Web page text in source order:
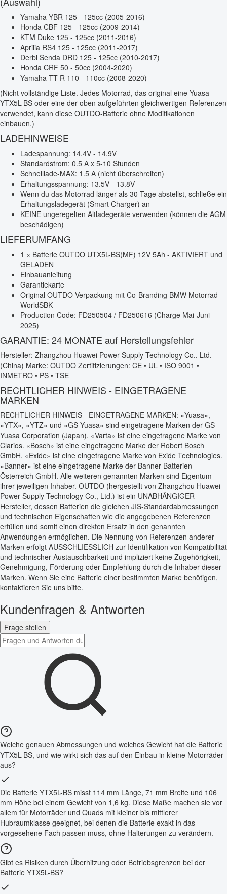
Yamaha YBR 125 - 125cc (2005-2016)
Honda CBF 125 - 125cc (2009-2014)
KTM Duke 125 - 125cc (2011-2016)
Aprilia RS4 125 - 125cc (2011-2017)
Derbi Senda DRD 125 - 125cc (2010-2017)
Honda CRF 50 - 50cc (2004-2020)
Yamaha TT-R 110 - 110cc (2008-2020)
(Nicht vollständige Liste. Jedes Motorrad, das original eine Yuasa
YTX5L-BS oder eine der oben aufgeführten gleichwertigen Referenzen
verwendet, kann diese OUTDO-Batterie ohne Modifikationen
einbauen.)
LADEHINWEISE
Ladespannung: 14.4V - 14.9V
Standardstrom: 0.5 A x 5-10 Stunden
Schnelllade-MAX: 1.5 A (nicht überschreiten)
Erhaltungsspannung: 13.5V - 13.8V
Wenn du das Motorrad länger als 30 Tage abstellst, schließe ein
Erhaltungsladegerät (Smart Charger) an
KEINE ungeregelten Altladegeräte verwenden (können die AGM
beschädigen)
LIEFERUMFANG
1 × Batterie OUTDO UTX5L-BS(MF) 12V 5Ah - AKTIVIERT und
GELADEN
Einbauanleitung
Garantiekarte
Original OUTDO-Verpackung mit Co-Branding BMW Motorrad
WorldSBK
Production Code: FD250504 / FD250616 (Charge Mai-Juni
2025)
GARANTIE: 24 MONATE auf Herstellungsfehler
Hersteller: Zhangzhou Huawei Power Supply Technology Co., Ltd.
(China) Marke: OUTDO Zertifizierungen: CE • UL • ISO 9001 •
INMETRO • PS • TSE
RECHTLICHER HINWEIS - EINGETRAGENE
MARKEN
RECHTLICHER HINWEIS - EINGETRAGENE MARKEN: «Yuasa»,
«YTX», «YTZ» und «GS Yuasa» sind eingetragene Marken der GS
Yuasa Corporation (Japan). «Varta» ist eine eingetragene Marke von
Clarios. «Bosch» ist eine eingetragene Marke der Robert Bosch
GmbH. «Exide» ist eine eingetragene Marke von Exide Technologies.
«Banner» ist eine eingetragene Marke der Banner Batterien
Österreich GmbH. Alle weiteren genannten Marken sind Eigentum
ihrer jeweiligen Inhaber. OUTDO (hergestellt von Zhangzhou Huawei
Power Supply Technology Co., Ltd.) ist ein UNABHÄNGIGER
Hersteller, dessen Batterien die gleichen JIS-Standardabmessungen
und technischen Eigenschaften wie die angegebenen Referenzen
erfüllen und somit einen direkten Ersatz in den genannten
Anwendungen ermöglichen. Die Nennung von Referenzen anderer
Marken erfolgt AUSSCHLIESSLICH zur Identifikation von Kompatibilität
und technischer Austauschbarkeit und impliziert keine Zugehörigkeit,
Genehmigung, Förderung oder Empfehlung durch die Inhaber dieser
Marken. Wenn Sie eine Batterie einer bestimmten Marke benötigen,
kontaktieren Sie uns bitte.
Kundenfragen & Antworten
Frage stellen
Welche genauen Abmessungen und welches Gewicht hat die Batterie
YTX5L-BS, und wie wirkt sich das auf den Einbau in kleine Motorräder
aus?
Die Batterie YTX5L-BS misst 114 mm Länge, 71 mm Breite und 106
mm Höhe bei einem Gewicht von 1,6 kg. Diese Maße machen sie vor
allem für Motorräder und Quads mit kleiner bis mittlerer
Hubraumklasse geeignet, bei denen die Batterie exakt in das
vorgesehene Fach passen muss, ohne Halterungen zu verändern.
Gibt es Risiken durch Überhitzung oder Betriebsgrenzen bei der
Batterie YTX5L-BS?